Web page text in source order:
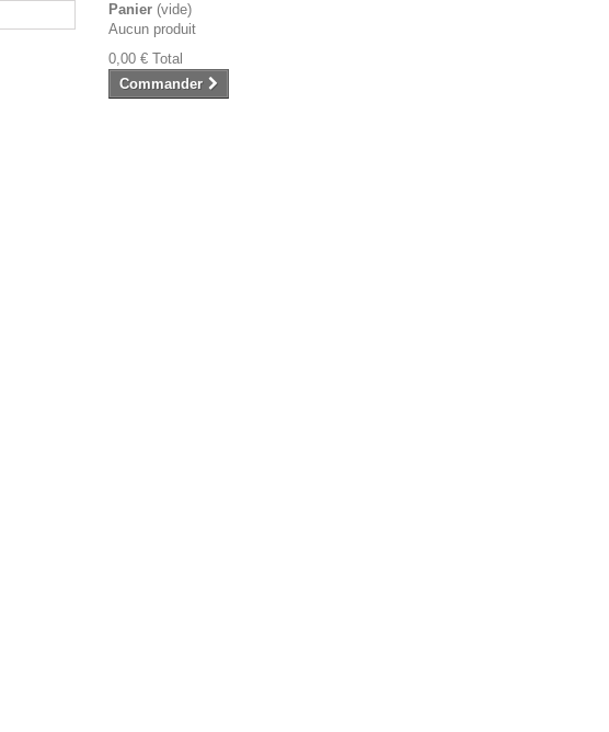
Panier (vide)
Aucun produit
0,00 € Total
Commander